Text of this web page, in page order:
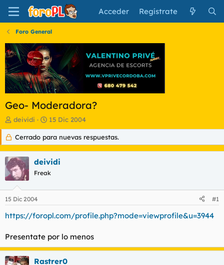
Acceder Regístrate
Foro General
Geo- Moderadora?
I
n
c
i
a
d
o
r
d
l
e
m
a
deividi
F
e
c
h
d
e
n
i
15 Dic 2004
Cerrado para nuevas respuestas.
deividi
Freak
15 Dic 2004 #1
https://foropl.com/profile.php?mode=viewprofile&u=3944
Presentate por lo menos
Rastrer0